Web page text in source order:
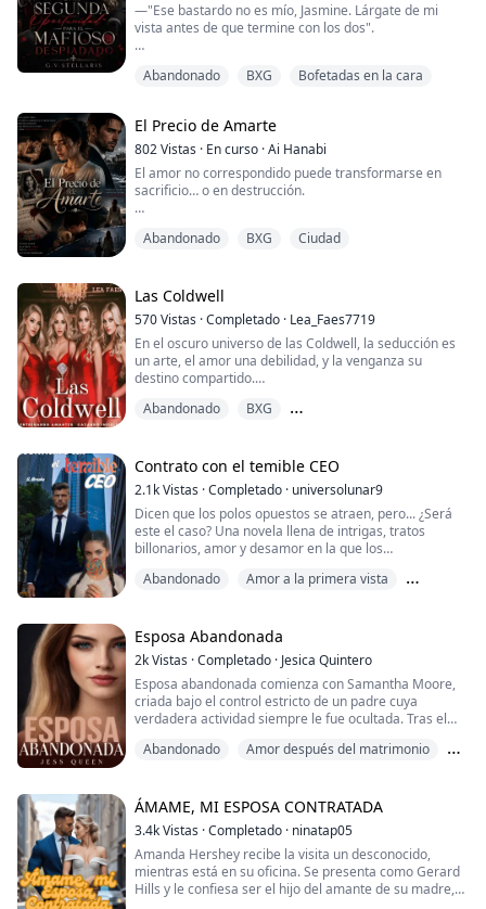
—"Ese bastardo no es mío, Jasmine. Lárgate de mi
vista antes de que termine con los dos".
temido y despiadado líder de la mafia, como un
entregándole su corazón en silencio. Pero cuando el
milagro ocurrió y quedó embarazada, el mundo se
derrumbó. ...
Abandonado BXG Bofetadas en la cara
El Precio de Amarte
802Vistas · En curso ·Ai Hanabi
El amor no correspondido puede transformarse en
sacrificio… o en destrucción.
cambio de lo único que jamás poseyó en realidad: el
heridas, secretos y suspicacias.
Para Justin, Anna constituía únicamente el sendero
hacia la verdad sobre la mue...
Abandonado BXG Ciudad
Las Coldwell
570Vistas ·Completado · Lea_Faes7719
En el oscuro universo de las Coldwell, la seducción es
un arte, el amor una debilidad, y la venganza su
destino compartido.
Vanessa es la más pequeña de las Coldwell, se verá
son mujeres, solo pertenece a ella un hombre, el
hermano de Vanessa, Darius.
Las mujeres de la familia Coldwell son...
Abandonado
BXG
Contrato con el temible CEO
2.1kVistas ·Completado · universolunar9
Dicen que los polos opuestos se atraen, pero... ¿Será
este el caso? Una novela llena de intrigas, tratos
billonarios, amor y desamor en la que los
joven multimillonario de corazón duro conocerá a
Abandonado
Amor a la primera vista
Esposa Abandonada
2kVistas ·Completado · Jesica Quintero
Esposa abandonada comienza con Samantha Moore,
criada bajo el control estricto de un padre cuya
verdadera actividad siempre le fue ocultada. Tras el
una jaula elegante. Decidida a escapar, huye de Nueva
pastelería.
Allí conoce a Derek, heredero de u...
Abandonado
Amor después del matrimonio
ÁMAME, MI ESPOSA CONTRATADA
3.4kVistas ·Completado · ninatap05
Amanda Hershey recibe la visita un desconocido,
mientras está en su oficina. Se presenta como Gerard
Hills y le confiesa ser el hijo del amante de su madre,